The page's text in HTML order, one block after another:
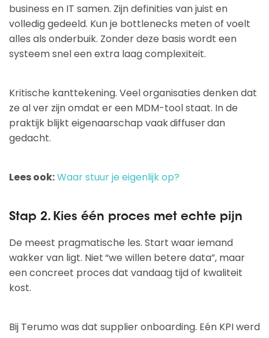
business en IT samen. Zijn definities van juist en
volledig gedeeld. Kun je bottlenecks meten of voelt
alles als onderbuik. Zonder deze basis wordt een
systeem snel een extra laag complexiteit.
Kritische kanttekening. Veel organisaties denken dat
ze al ver zijn omdat er een MDM-tool staat. In de
praktijk blijkt eigenaarschap vaakdiffuserdan
gedacht.
Lees ook:Waar stuur je eigenlijk op?
Stap 2. Kies één proces met echte pijn
De meest pragmatische les. Start waar iemand
wakker van ligt. Niet“we willen betere data”, maar
een concreet proces dat vandaag tijd of kwaliteit
kost.
Bij Terumo was dat supplier onboarding. Eén KPI werd